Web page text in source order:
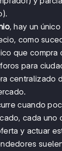
, hay un
como
que compra
para
centralizado
cuando
cada uno
y actuar